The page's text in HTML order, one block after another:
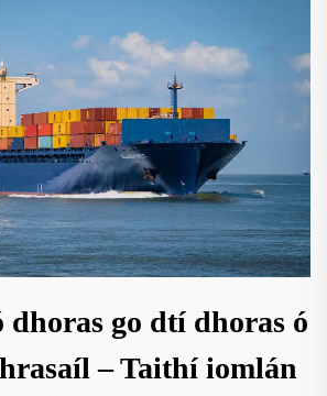
go dtí dhoras ó
– Taithí iomlán